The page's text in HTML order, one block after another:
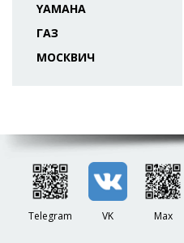
YAMAHA
ГАЗ
МОСКВИЧ
Telegram VK Max